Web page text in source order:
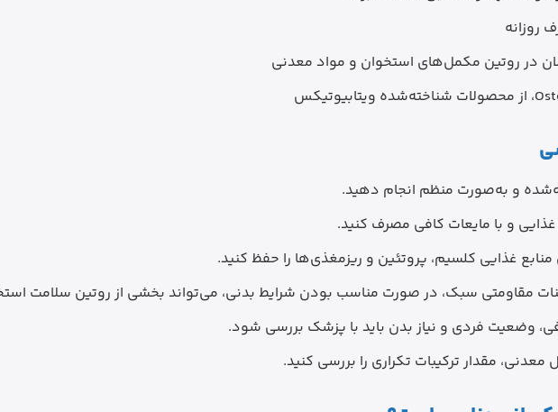
روزانه
در روتین مکمل‌های استخوان و مواد معدنی
و به‌صورت منظم انجام دهید.
و با مایعات کافی مصرف کنید.
غذایی کلسیم، پروتئین و ریزمغذی‌ها را حفظ کنید.
مقاومتی سبک، در صورت مناسب بودن شرایط بدنی، می‌تواند بخشی از روتین سلامت
مقدار ترکیبات تکراری را بررسی کنید.